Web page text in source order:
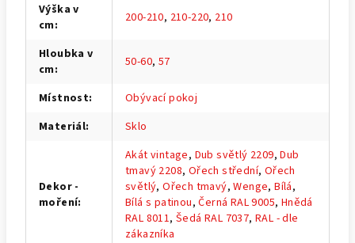
Výška v
cm: 200-210, 210-220, 210
Hloubka v
cm: 50-60, 57
Místnost:
Obývací pokoj
Materiál: Sklo
Dekor -
moření:
Akát vintage, Dub světlý 2209,Dub
tmavý 2208, Ořech střední, Ořech
světlý,Ořech tmavý,Wenge,Bílá,
Bílá s patinou,Černá RAL 9005, Hnědá
RAL 8011,Šedá RAL 7037,RAL - dle
zákazníka